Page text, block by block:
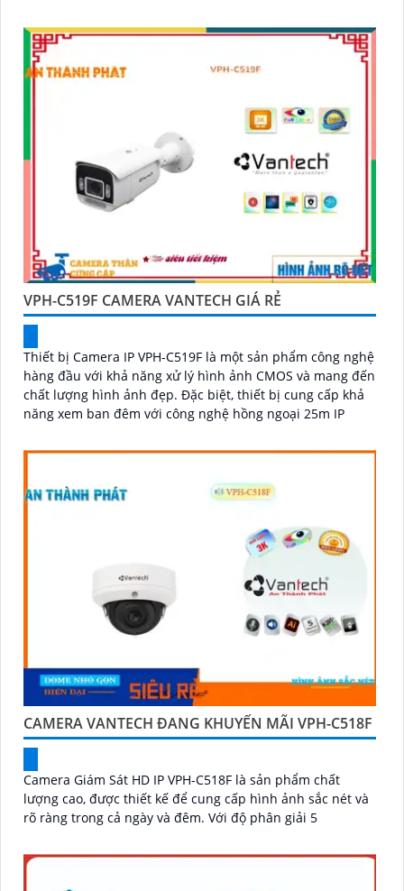
VPH-C519F CAMERA VANTECH GIÁ RẺ
Thiết bị Camera IP VPH-C519F là một sản phẩm công nghệ
hàng đầu với khả năng xử lý hình ảnh CMOS và mang đến
chất lượng hình ảnh đẹp. Đặc biệt, thiết bị cung cấp khả
năng xem ban đêm với công nghệ hồng ngoại 25m IP
CAMERA VANTECH ĐANG KHUYẾN MÃI VPH-C518F
Camera Giám Sát HD IP VPH-C518F là sản phẩm chất
lượng cao, được thiết kế để cung cấp hình ảnh sắc nét và
rõ ràng trong cả ngày và đêm. Với độ phân giải 5